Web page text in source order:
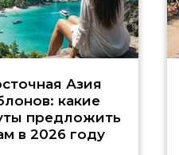
Азия
какие
предложить
в 2026 году